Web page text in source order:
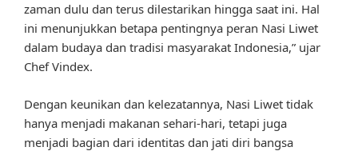
zaman dulu dan terus dilestarikan hingga saat ini. Hal
ini menunjukkan betapa pentingnya peran Nasi Liwet
dalam budaya dan tradisi masyarakat Indonesia,” ujar
Chef Vindex.
Dengan keunikan dan kelezatannya, Nasi Liwet tidak
hanya menjadi makanan sehari-hari, tetapi juga
menjadi bagian dari identitas dan jati diri bangsa